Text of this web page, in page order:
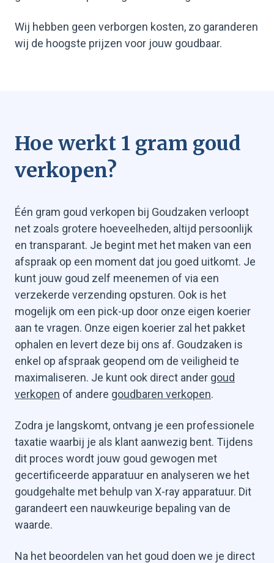
Goud verkopen
Gouden munten verkopen
Zilver verkopen
Zilveren munten verkopen
Zilverbaren verkopen
Wij hebben geen verborgen kosten, zo garanderen
wij de hoogste prijzen voor jouw goudbaar.
Hoe werkt 1 gram goud
verkopen?
Één gram goud verkopen bij Goudzaken verloopt
net zoals grotere hoeveelheden, altijd persoonlijk
en transparant. Je begint met het maken van een
afspraak op een moment dat jou goed uitkomt. Je
kunt jouw goud zelf meenemen of via een
verzekerde verzending opsturen. Ook is het
mogelijk om een pick-up door onze eigen koerier
aan te vragen. Onze eigen koerier zal het pakket
ophalen en levert deze bij ons af. Goudzaken is
enkel op afspraak geopend om de veiligheid te
maximaliseren. Je kunt ook direct ander goud
verkopen of andere goudbaren verkopen.
Zodra je langskomt, ontvang je een professionele
taxatie waarbij je als klant aanwezig bent. Tijdens
dit proces wordt jouw goud gewogen met
gecertificeerde apparatuur en analyseren we het
goudgehalte met behulp van X-ray apparatuur. Dit
garandeert een nauwkeurige bepaling van de
waarde.
Na het beoordelen van het goud doen we je direct